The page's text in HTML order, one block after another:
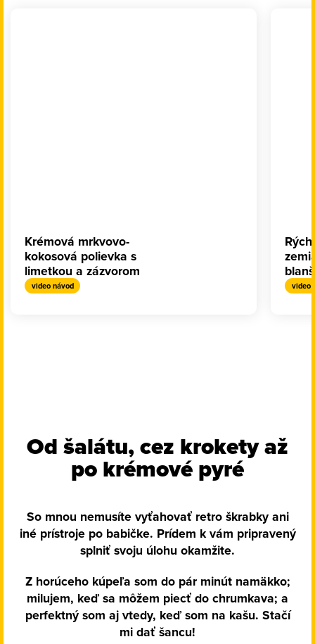
Krémová mrkvovo-
kokosová polievka s
limetkou a zázvorom
video návod video
Od šalátu, cez krokety až
po krémové pyré
So mnou nemusíte vyťahovať retro škrabky ani
iné prístroje po babičke. Prídem k vám pripravený
splniť svoju úlohu okamžite.
Z horúceho kúpeľa som do pár minút namäkko;
milujem, keď sa môžem piecť do chrumkava; a
perfektný som aj vtedy, keď som na kašu. Stačí
mi dať šancu!